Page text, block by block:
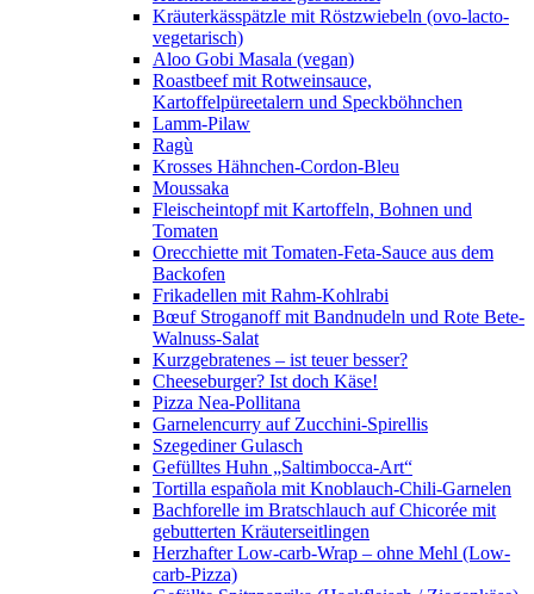
Kräuterkässpätzle mit Röstzwiebeln (ovo-lacto-
vegetarisch)
Aloo Gobi Masala (vegan)
Roastbeef mit Rotweinsauce,
Kartoffelpüreetalern und Speckböhnchen
Lamm-Pilaw
Ragù
Krosses Hähnchen-Cordon-Bleu
Moussaka
Fleischeintopf mit Kartoffeln, Bohnen und
Tomaten
Orecchiette mit Tomaten-Feta-Sauce aus dem
Backofen
Frikadellen mit Rahm-Kohlrabi
Bœuf Stroganoff mit Bandnudeln und Rote Bete-
Walnuss-Salat
Kurzgebratenes – ist teuer besser?
Cheeseburger? Ist doch Käse!
Pizza Nea-Pollitana
Garnelencurry auf Zucchini-Spirellis
Szegediner Gulasch
Gefülltes Huhn „Saltimbocca-Art“
Tortilla española mit Knoblauch-Chili-Garnelen
Bachforelle im Bratschlauch auf Chicorée mit
gebutterten Kräuterseitlingen
Herzhafter Low-carb-Wrap – ohne Mehl (Low-
carb-Pizza)